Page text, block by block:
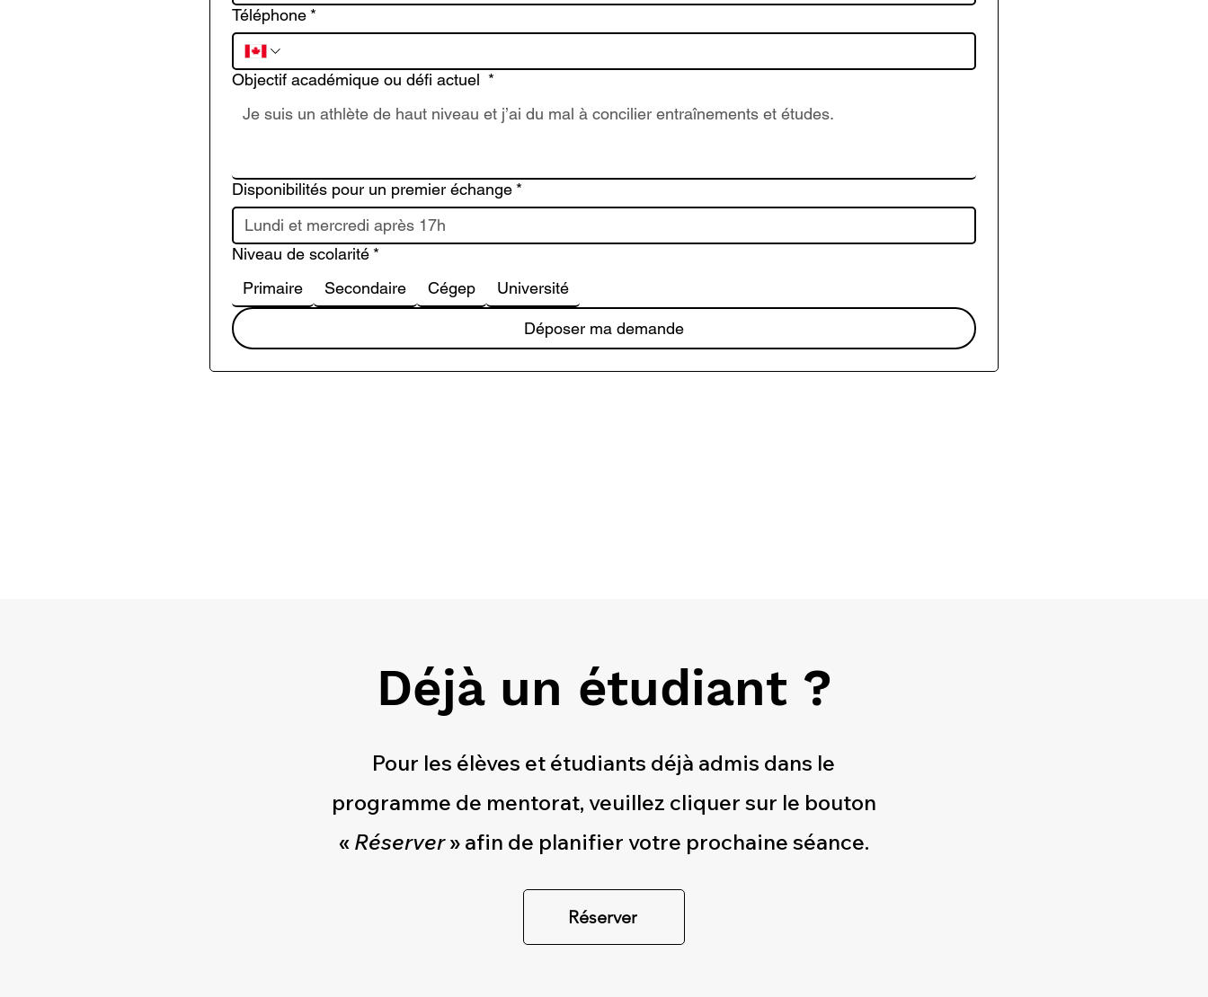
Téléphone *
Objectif académique ou défi actuel *
Disponibilités pour un premier échange *
Niveau de scolarité *
Primaire
Secondaire Cégep Université
Déposer ma demande
Déjà un étudiant ?
Pour les élèves et étudiants déjà admis dans le
programme de mentorat, veuillez cliquer sur le bouton
« Réserver» afin de planifier votre prochaine séance.
Réserver